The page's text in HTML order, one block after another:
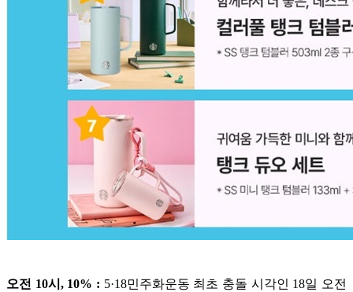
오전 10시, 10% : 5·18민주화운동 최초 충돌 시각인 18일 오전